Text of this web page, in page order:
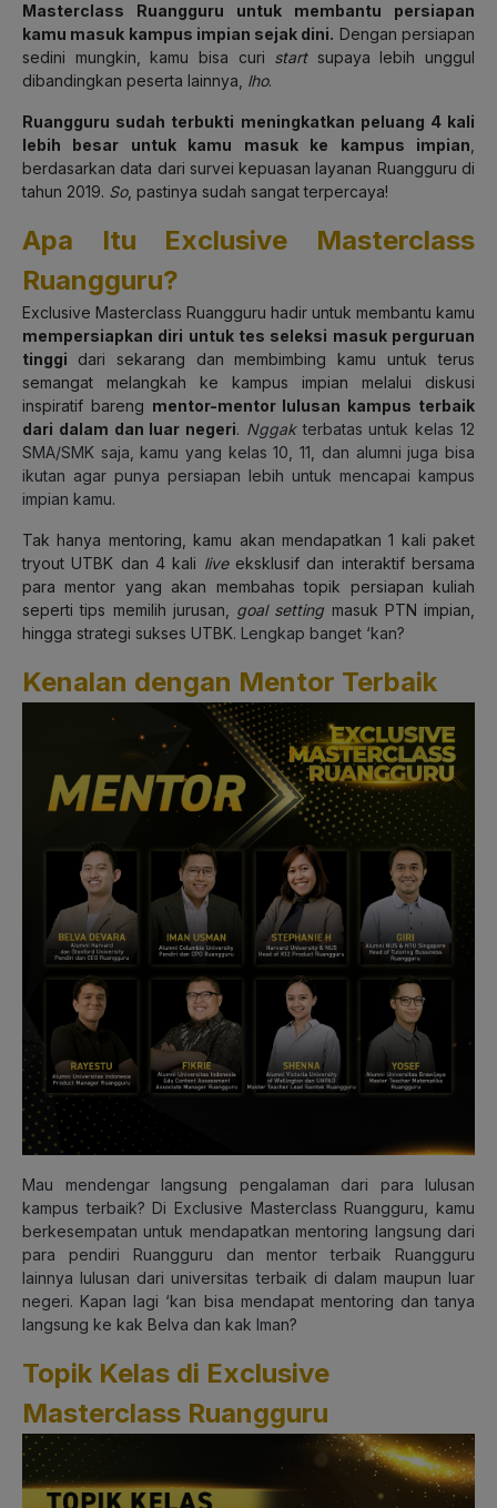
Masterclass Ruangguru untuk membantu persiapan
kamu masuk kampus impian sejak dini. Dengan persiapan
sedini mungkin, kamu bisa curi startsupaya lebih unggul
dibandingkan peserta lainnya, lho.
Ruangguru sudah terbukti meningkatkan peluang 4 kali
lebih besar untuk kamu masuk ke kampus impian
berdasarkan data dari survei kepuasan layanan Ruangguru di
tahun 2019. So, pastinya sudah sangat terpercaya!
Apa Itu Exclusive Masterclass
Ruangguru?
Exclusive Masterclass Ruangguru hadir untuk membantu kamu
mempersiapkan diri untuk tes seleksi masuk perguruan
tinggi dari sekarang dan membimbing kamu untuk terus
semangat melangkah ke kampus impian melalui diskusi
inspiratif bareng mentor-mentor lulusan kampus terbaik
dari dalam dan luar negeri. Nggakterbatas untuk kelas 12
SMA/SMK saja, kamu yang kelas 10, 11, dan alumni juga bisa
ikutan agar punya persiapan lebih untuk mencapai kampus
impian kamu.
Tak hanya mentoring, kamu akan mendapatkan 1 kali paket
tryout UTBK dan 4 kali liveeksklusif dan interaktif bersama
para mentor yang akan membahas topik persiapan kuliah
seperti tips memilih jurusan, goal setting masuk PTN impian,
hingga strategi sukses UTBK. Lengkap banget ‘kan?
Kenalan dengan Mentor Terbaik
Mau mendengar langsung pengalaman dari para lulusan
kampus terbaik? Di Exclusive Masterclass Ruangguru, kamu
berkesempatan untuk mendapatkan mentoring langsung dari
para pendiri Ruangguru dan mentor terbaik Ruangguru
lainnya lulusan dari universitas terbaik di dalam maupun luar
negeri. Kapan lagi ‘kan bisa mendapat mentoring dan tanya
langsung ke kak Belva dan kak Iman?
Topik Kelas di Exclusive
Masterclass Ruangguru